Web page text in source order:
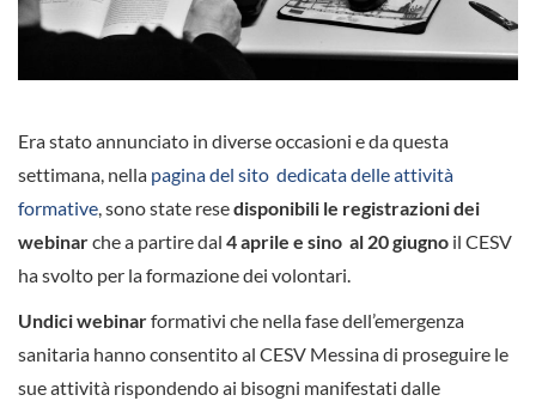
Era stato annunciato in diverse occasioni e da questa
settimana, nella pagina del sito dedicata delle attività
formative, sono state resedisponibili le registrazioni dei
webinarche a partire dal 4 aprile e sino al 20 giugno il CESV
ha svolto per la formazione dei volontari.
Undici webinarformativi che nella fase dell’emergenza
sanitaria hanno consentito al CESV Messina di proseguire le
sue attività rispondendo ai bisogni manifestati dalle